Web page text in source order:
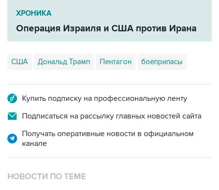
ХРОНИКА
Операция Израиля и США против Ирана
США Дональд Трамп Пентагон боеприпасы
Купить подписку на профессиональную ленту
Подписаться на рассылку главных новостей сайта
Получать оперативные новости в официальном
канале
НОВОСТИ ПО ТЕМЕ